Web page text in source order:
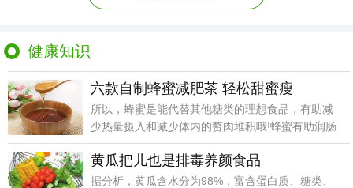
健康知识
六款自制蜂蜜减肥茶 轻松甜蜜瘦
所以，蜂蜜是能代替其他糖类的理想食品，有助减
少热量摄入和减少体内的赘肉堆积哦!蜂蜜有助润肠
通便蜂蜜蕴含的脂肪酸能促进肠状的活性蠕动。
黄瓜把儿也是排毒养颜食品
据分析，黄瓜含水分为98%，富含蛋白质、糖类、